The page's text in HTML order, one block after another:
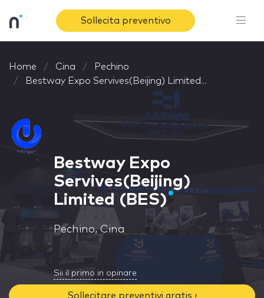
Sollecita preventivo
Home Cina
Pechino
Bestway Expo Servives(Beijing) Limited...
Bestway Expo
Servives(Beijing)
Limited (BES)
Pechino, Cina
Sii il primo in opinare
Sollecitare preventivi gratis ›